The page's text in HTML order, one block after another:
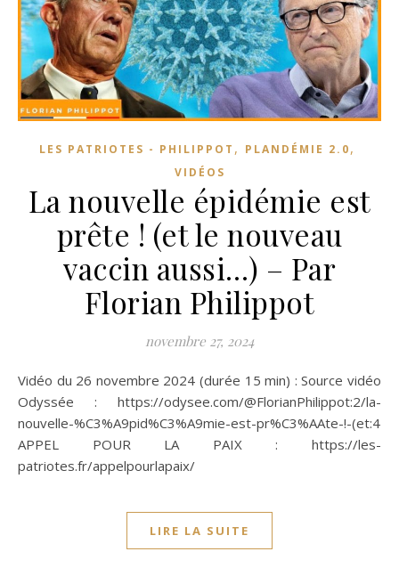
LES PATRIOTES - PHILIPPOT , PLANDÉMIE 2.0,
VIDÉOS
La nouvelle épidémie est
prête ! (et le nouveau
vaccin aussi…) – Par
Florian Philippot
novembre 27, 2024
Vidéo du 26 novembre 2024 (durée 15 min) : Source vidéo
Odyssée : https://odysee.com/@FlorianPhilippot:2/la-
nouvelle-%C3%A9pid%C3%A9mie-est-pr%C3%AAte-!-(et:4
APPEL POUR LA PAIX : https://les-
patriotes.fr/appelpourlapaix/
LIRE LA SUITE